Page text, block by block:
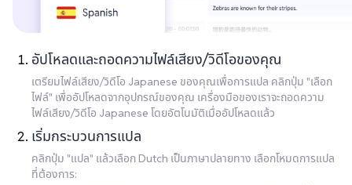
อัปโหลดและถอดความไฟล์เสียง/วิดีโอของคุณ
เตรียมไฟล์เสียง/วิดีโอ Japanese ของคุณเพื่อการแปล คลิกปุ่ม "เลือก
ไฟล์" เพื่ออัปโหลดจากอุปกรณ์ของคุณ เครื่องมือของเราจะถอดความ
ไฟล์เสียง/วิดีโอ Japanese โดยอัตโนมัติเมื่ออัปโหลดแล้ว
เริ่มกระบวนการแปล
คลิกปุ่ม "แปล" แล้วเลือก Dutch เป็นภาษาปลายทาง เลือกโหมดการแปล
ที่ต้องการ: